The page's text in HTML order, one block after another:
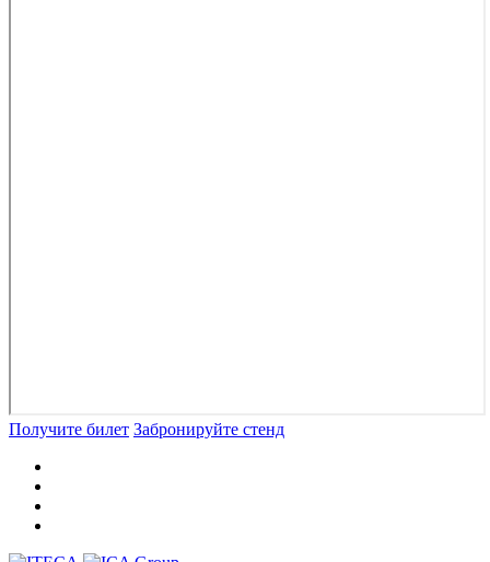
Получите билет Забронируйте стенд